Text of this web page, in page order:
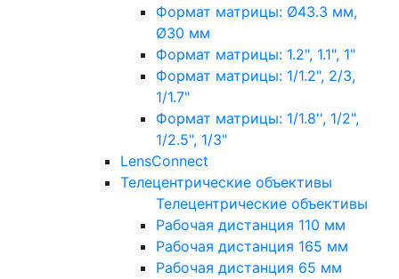
Формат матрицы: Ø43.3 мм,
Ø30 мм
Формат матрицы: 1.2", 1.1", 1"
Формат матрицы: 1/1.2", 2/3,
1/1.7"
Формат матрицы: 1/1.8'', 1/2",
1/2.5", 1/3"
LensConnect
Телецентрические объективы
Телецентрические объективы
Рабочая дистанция 110 мм
Рабочая дистанция 165 мм
Рабочая дистанция 65 мм